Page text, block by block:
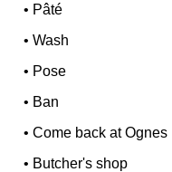
• Pâté
•Wash
• Pose
• Ban
•Come back at Ognes
• Butcher's shop